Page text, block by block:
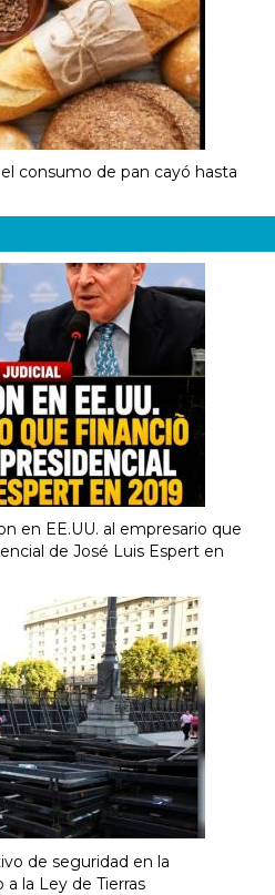
consumo de pan cayó hasta
en EE.UU. al empresario que
de José Luis Espert en
de seguridad en la
la Ley de Tierras